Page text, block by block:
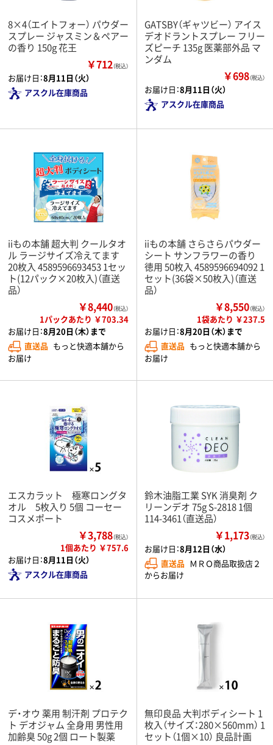
8×4（エイトフォー） パウダー
スプレー ジャスミン＆ペアー
の香り 150g 花王
￥712（税込）
お届け日：8月11日（火）
アスクル在庫商品
GATSBY（ギャツビー） アイス
デオドラントスプレー フリー
ズピーチ 135g 医薬部外品 マ
ンダム
￥698（税込）
お届け日：8月11日（火）
アスクル在庫商品
iiもの本舗 超大判 クールタオ
ル ラージサイズ冷えてます
20枚入 4589596693453 1セッ
ト(12パック×20枚入)（直送
品）
￥8,440（税込）
1パックあたり ￥703.34
お届け日：8月20日（木）まで
直送品 もっと快適本舗から
お届け
iiもの本舗 さらさらパウダー
シート サンフラワーの香り
徳用 50枚入 4589596694092 1
セット(36袋×50枚入)（直送
品）
￥8,550（税込）
1袋あたり ￥237.5
お届け日：8月20日（木）まで
直送品 もっと快適本舗から
お届け
エスカラット 極寒ロングタ
オル 5枚入り 5個 コーセー
コスメポート
￥3,788（税込）
1個あたり ￥757.6
お届け日：8月11日（火）
アスクル在庫商品
鈴木油脂工業 SYK 消臭剤 ク
リーンデオ 75g S-2818 1個
114-3461（直送品）
￥1,173（税込）
お届け日：8月12日（水）
直送品 ＭＲＯ商品取扱店２
からお届け
デ・オウ 薬用 制汗剤 プロテク
ト デオジャム 全身用 男性用
加齢臭 50g 2個 ロート製薬
無印良品 大判ボディシート 1
枚入（サイズ：280×560mm） 1
セット（1個×10） 良品計画